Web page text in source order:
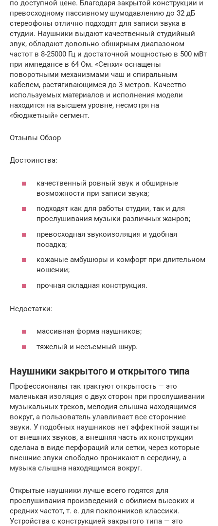
по доступной цене. Благодаря закрытой конструкции и
превосходному пассивному шумодавлению до 32 дБ
стереофоны отлично подходят для записи звука в
студии. Наушники выдают качественный студийный
звук, обладают довольно обширным диапазоном
частот в 8-25000 Гц и достаточной мощностью в 500 мВт
при импедансе в 64 Ом. «Сенхи» оснащены
поворотными механизмами чаш и спиральным
кабелем, растягивающимся до 3 метров. Качество
используемых материалов и исполнения модели
находится на высшем уровне, несмотря на
«бюджетный» сегмент.
Отзывы Обзор
Достоинства:
качественный ровный звук и обширные
возможности при записи звука;
подходят как для работы студии, так и для
прослушивания музыки различных жанров;
превосходная звукоизоляция и удобная
посадка;
кожаные амбушюры и комфорт при длительном
ношении;
прочная складная конструкция.
Недостатки:
массивная форма наушников;
тяжелый и несъемный шнур.
Наушники закрытого и открытого типа
Профессионалы так трактуют открытость — это
маленькая изоляция с двух сторон при прослушивании
музыкальных треков, мелодия слышна находящимся
вокруг, а пользователь улавливает все сторонние
звуки. У подобных наушников нет эффектной защиты
от внешних звуков, а внешняя часть их конструкции
сделана в виде перфораций или сетки, через которые
внешние звуки свободно проникают в середину, а
музыка слышна находящимся вокруг.
Открытые наушники лучше всего годятся для
прослушивания произведений с обилием высоких и
средних частот, т. е. для поклонников классики.
Устройства с конструкцией закрытого типа — это